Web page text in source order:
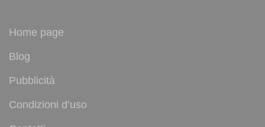
Home page
Blog
Pubblicità
Condizioni d’uso